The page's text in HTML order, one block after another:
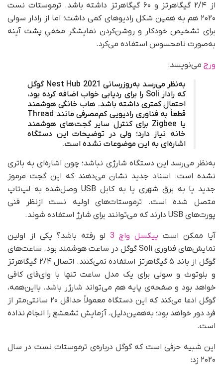
از ۲/۴ گیگاهرتز و ۶۰ گیگاهرتز داشته باشد. ترموستات نست
۲۰۲۰ هم به همین شکل رادیوهای کمی داشت؛ اما از رادار سولی
برای تشخیص خودکار و روشن‌کردن نمایشگر مخفیِ پشت آینه
به‌صورت نامحسوس استفاده می‌کرد.
ورج می‌نویسد:
به‌نظر می‌رسد به‌روزرسانی Nest Hub 2021 گوگل
که رادار Soli را برای ردیابی خواب اضافه کرده بود،
احتمال کمتری داشته باشد. هاب خانگی هوشمند
قطعاً به فناوری رادیویی کم‌مصرفی مانند Thread
یا Zigbee برای کنترل سایر گجت‌های هوشمند
خانه نیاز دارد؛ ولی در توضیحات این دستگاه
اشاره‌ای به این موضوعات نشده است.
به‌نظر می‌رسد این دستگاه شارژی نباشد؛ چون اشاره‌ای به باتری
نشده است. اسناد جدید نشان می‌دهند که این گجت مرموز
جدید یا به برق شهری یا به کابل USB وصل‌شده به لپ‌تاپ
متصل شده است. ترموستات‌های اولیه نست ازنظر فنی
پورت‌های USB دارند که می‌توانند برای شارژ استفاده شوند.
آیا ممکن است پیکسل واچ 3
لو رفته باشد؟ یکی از اولین
نمایش‌های فناوری Soli گوگل در ساعت هوشمند بود. ساعت‌های
گوگل از باند ۵ گیگاهرتز استفاده نمی‌کنند. اتصال ۲/۴ گیگاهرتز
و بلوتوث و سولی برای یک مدل ساعت تنها با وای‌فای کافی
خواهد بود و صفحه‌ی پایه هم می‌تواند شارژر باشد. بااین‌همه،
گوگل ادعا می‌کند که این دستگاه معمولاً حداقل ۲۰ سانتی‌متر از
فرد دور خواهد بود؛ به‌همین‌دلیل، آزمایش تشعشع را انجام نداده
است.
این شبیه حرفی است که گوگل درباره‌ی ترموستات نست در سال
۲۰۲۰ زد: